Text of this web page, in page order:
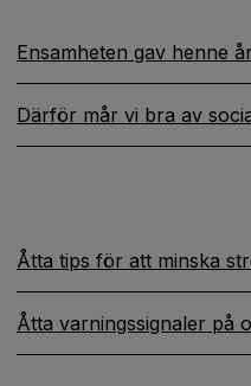
Ensamheten gav henne
Därför mår vi bra av
Åtta tips för att minska
Åtta varningssignaler på